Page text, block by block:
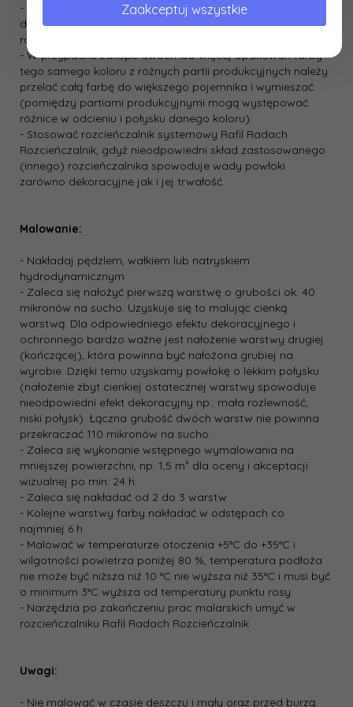
- Przed przystąpieniem do malowania farbę należy
dokładnie wymieszać i w razie potrzeby rozcieńczyć
rozcieńczalnikiem do farb Radach
- W przypadku zakupu dwóch lub więcej opakowań farby
tego samego koloru z różnych partii produkcyjnych należy
przelać całą farbę do większego pojemnika i wymieszać
(pomiędzy partiami produkcyjnymi mogą występować
różnice w odcieniu i połysku danego koloru).
- Stosować rozcieńczalnik systemowy Rafil Radach
Rozcieńczalnik, gdyż nieodpowiedni skład zastosowanego
(innego) rozcieńczalnika spowoduje wady powłoki
zarówno dekoracyjne jak i jej trwałość.
Malowanie:
- Nakładaj pędzlem, wałkiem lub natryskiem
hydrodynamicznym
- Zaleca się nałożyć pierwszą warstwę o grubości ok. 40
mikronów na sucho. Uzyskuje się to malując cienką
warstwą. Dla odpowiedniego efektu dekoracyjnego i
ochronnego bardzo ważne jest nałożenie warstwy drugiej
(kończącej), która powinna być nałożona grubiej na
wyrobie. Dzięki temu uzyskamy powłokę o lekkim połysku
(nałożenie zbyt cienkiej ostatecznej warstwy spowoduje
nieodpowiedni efekt dekoracyjny np.: mała rozlewność,
niski połysk) .Łączna grubość dwóch warstw nie powinna
przekraczać 110 mikronów na sucho.
- Zaleca się wykonanie wstępnego wymalowania na
mniejszej powierzchni, np. 1,5 m² dla oceny i akceptacji
wizualnej po min. 24 h.
- Zaleca się nakładać od 2 do 3 warstw
- Kolejne warstwy farby nakładać w odstępach co
najmniej 6 h
- Malować w temperaturze otoczenia +5°C do +35°C i
wilgotności powietrza poniżej 80 %, temperatura podłoża
nie może być niższa niż 10 °C nie wyższa niż 35°C i musi być
o minimum 3°C wyższa od temperatury punktu rosy.
- Narzędzia po zakończeniu prac malarskich umyć w
rozcieńczalniku Rafil Radach Rozcieńczalnik
Uwagi:
- Nie malować w czasie deszczu i mgły oraz przed burzą.
Zaakceptuj wszystkie